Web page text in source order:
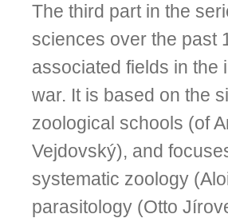
The third part in the
sciences over the past
associated fields in the
war. It is based on the
zoological schools (of
Vejdovský), and
systematic zoology
parasitology (Otto